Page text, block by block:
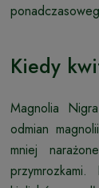
Kiedy
Magnolia
odmian
mniej